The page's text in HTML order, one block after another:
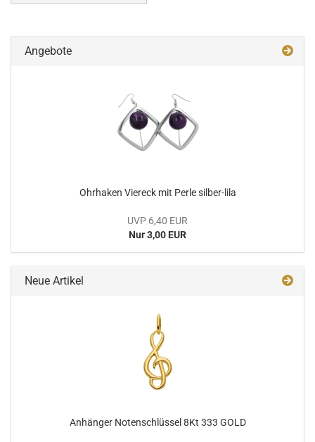
Angebote
Ohrhaken Viereck mit Perle silber-lila
UVP 6,40 EUR
Nur 3,00 EUR
Neue Artikel
Anhänger Notenschlüssel 8Kt 333 GOLD